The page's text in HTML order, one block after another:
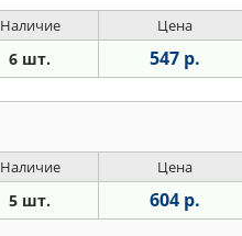
Наличие Цена
6 шт. 547 р.
Наличие Цена
5 шт. 604 р.